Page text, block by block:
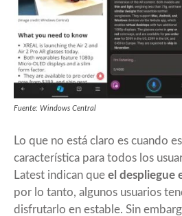
Fuente: Windows Central
Lo que no está claro es cuando
característica para todos los
Latest indican que el despliegue
por lo tanto, algunos usuarios
disfrutarlo en estable. Sin